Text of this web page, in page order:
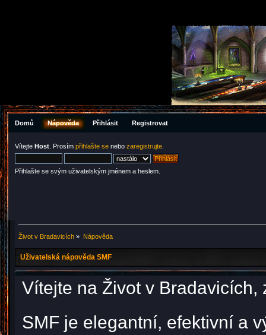
Domů Nápověda Přihlásit Registrovat
Vítejte Host . Prosím přihlašte se nebo zaregistrujte
Přihlašte se svým uživatelským jménem a heslem.
Život v Bradavicích » Nápověda
Uživatelská nápověda SMF
Vítejte na Život v
SMF je elegantní, efektivní a